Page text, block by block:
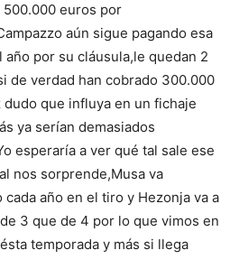
500.000 euros por
aún sigue pagando esa
año por su cláusula,le quedan 2
de verdad han cobrado 300.000
dudo que influya en un fichaje
ya serían demasiados
esperaría a ver qué tal sale ese
nos sorprende,Musa va
cada año en el tiro y Hezonja va a
3 que de 4 por lo que vimos en
temporada y más si llega